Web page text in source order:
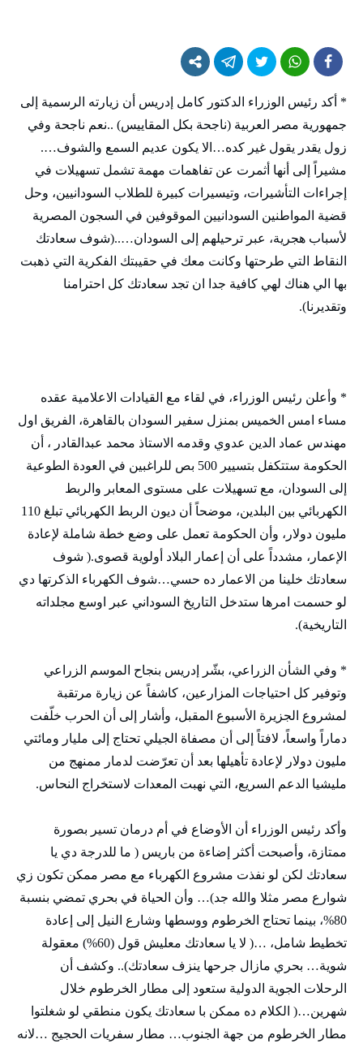
* أكد رئيس الوزراء الدكتور كامل إدريس أن زيارته الرسمية إلى
جمهورية مصر العربية (ناجحة بكل المقاييس) ..نعم ناجحة وفي
زول يقدر يقول غير كده…الا يكون عديم السمع والشوف….
مشيراً إلى أنها أثمرت عن تفاهمات مهمة تشمل تسهيلات في
إجراءات التأشيرات، وتيسيرات كبيرة للطلاب السودانيين، وحل
قضية المواطنين السودانيين الموقوفين في السجون المصرية
لأسباب هجرية، عبر ترحيلهم إلى السودان…..(شوف سعادتك
النقاط التي طرحتها وكانت معك في حقيبتك الفكرية التي ذهبت
بها الي هناك لهي كافية جدا ان تجد سعادتك كل احترامنا
وتقديرنا).
* وأعلن رئيس الوزراء، في لقاء مع القيادات الاعلامية عقده
مساء امس الخميس بمنزل سفير السودان بالقاهرة، الفريق اول
مهندس عماد الدين عدوي وقدمه الاستاذ محمد عبدالقادر ، أن
الحكومة ستتكفل بتسيير 500 بص للراغبين في العودة الطوعية
إلى السودان، مع تسهيلات على مستوى المعابر والربط
الكهربائي بين البلدين، موضحاً أن ديون الربط الكهربائي تبلغ 110
مليون دولار، وأن الحكومة تعمل على وضع خطة شاملة لإعادة
الإعمار، مشدداً على أن إعمار البلاد أولوية قصوى.( شوف
سعادتك خلينا من الاعمار ده حسي…شوف الكهرباء الذكرتها دي
لو حسمت امرها ستدخل التاريخ السوداني عبر اوسع مجلداته
التاريخية).
* وفي الشأن الزراعي، بشّر إدريس بنجاح الموسم الزراعي
وتوفير كل احتياجات المزارعين، كاشفاً عن زيارة مرتقبة
لمشروع الجزيرة الأسبوع المقبل، وأشار إلى أن الحرب خلّفت
دماراً واسعاً، لافتاً إلى أن مصفاة الجيلي تحتاج إلى مليار ومائتي
مليون دولار لإعادة تأهيلها بعد أن تعرّضت لدمار ممنهج من
مليشيا الدعم السريع، التي نهبت المعدات لاستخراج النحاس.
وأكد رئيس الوزراء أن الأوضاع في أم درمان تسير بصورة
ممتازة، وأصبحت أكثر إضاءة من باريس ( ما للدرجة دي يا
سعادتك لكن لو نفذت مشروع الكهرباء مع مصر ممكن تكون زي
شوارع مصر مثلا والله جد)… وأن الحياة في بحري تمضي بنسبة
80%، بينما تحتاج الخرطوم ووسطها وشارع النيل إلى إعادة
تخطيط شامل، …( لا يا سعادتك معليش قول (60%) معقولة
شوية… بحري مازال جرحها ينزف سعادتك).. وكشف أن
الرحلات الجوية الدولية ستعود إلى مطار الخرطوم خلال
شهرين…( الكلام ده ممكن با سعادتك يكون منطقي لو شغلتوا
مطار الخرطوم من جهة الجنوب… مطار سفريات الحجيج …لانه